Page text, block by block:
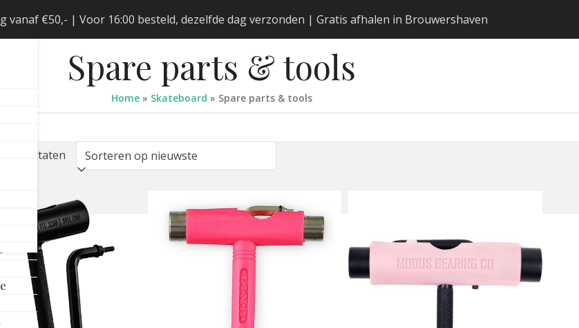
vanaf €50,- | Voor 16:00 besteld, dezelfde dag verzonden | Gratis afhalen in Brouwershaven
Spare parts & tools
Home» Skateboard » Spare parts & tools
8 resultatenGesorteerd
nieuwste